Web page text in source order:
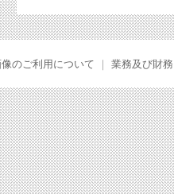
のご利用について 業務及び財